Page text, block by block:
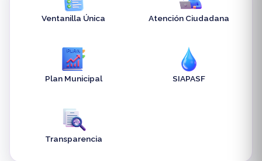
Ventanilla Única Atención Ciudadana
Plan Municipal SIAPASF
Transparencia